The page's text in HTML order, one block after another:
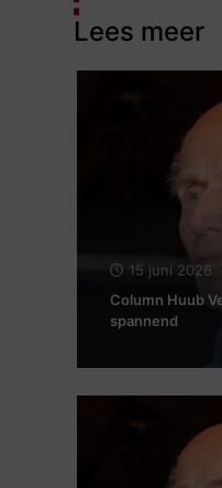
Lees meer
15 juni 2026
Column Huub
spannend